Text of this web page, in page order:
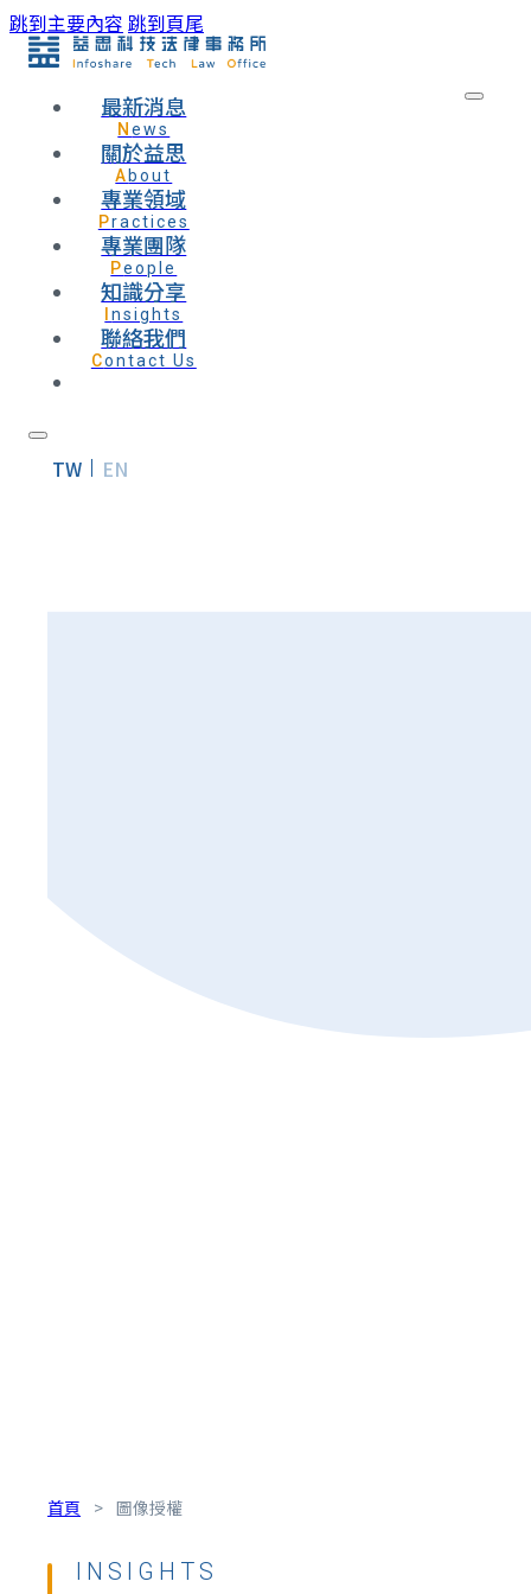
跳到主要內容 跳到頁尾
最新消息
News
關於益思
About
專業領域
Practices
專業團隊
People
知識分享
Insights
聯絡我們
Contact Us
TW EN
首頁 > 圖像授權
INSIGHTS